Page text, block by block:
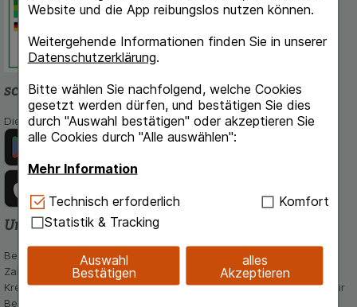
Website und die App reibungslos nutzen können.
Weitergehende Informationen finden Sie in unserer
Datenschutzerklärung.
Bitte wählen Sie nachfolgend, welche Cookies
gesetzt werden dürfen, und bestätigen Sie dies
durch "Auswahl bestätigen" oder akzeptieren Sie
alle Cookies durch "Alle auswählen":
Mehr Information
Technisch Notwendig:Hierbei handelt es sich um
Cookies, die für die Grundfunktionen unserer
Website notwendig sind (z.B. Navigation,
Warenkorb, Kundenkonto), weshalb auf diese nicht
verzichtet werden kann.
Technisch erforderlich
Komfort
Statistik & Tracking
Auswahl
Bestätigen
alles
Akzeptieren
Deutschen Institut für Medizinische
schlossapo.de-App
Die App von schlossapo.de jetzt mit E-Rezept-Scanner
Unsere Zahlungsarten
Bequem und sicher - Wählen Sie aus unseren verschiedenen
Zahlungsmöglichkeiten:
Kreditkarte, PayPal,Vorkasse, iDeal, Bancontact und Rechnung (für
Bestandskunden)